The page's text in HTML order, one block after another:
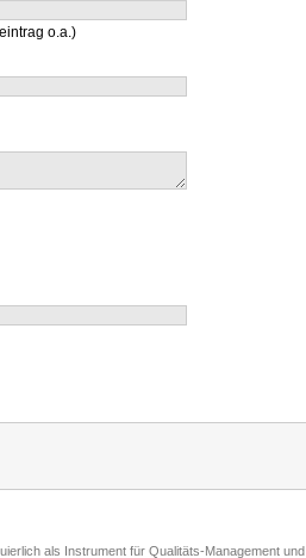
o.a.)
als Instrument für Qualitäts-Management und